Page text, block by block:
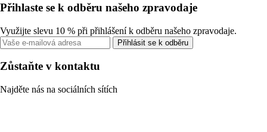
Přihlaste se k odběru našeho zpravodaje
Využijte slevu 10 % při přihlášení k odběru našeho zpravodaje.
Přihlásit se k odběru
Zůstaňte v kontaktu
Najděte nás na sociálních sítích